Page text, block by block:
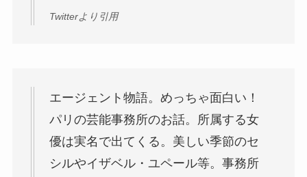
Twitterより引用
エージェント物語。めっちゃ面白い！
パリの芸能事務所のお話。所属する女
優は実名で出てくる。美しい季節のセ
シルやイザベル・ユペール等。事務所